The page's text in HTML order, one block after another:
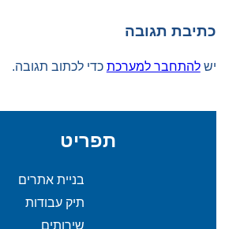
כתיבת תגובה
ישלהתחבר למערכת כדי לכתוב תגובה.
תפריט
בניית אתרים
תיק עבודות
שירותים